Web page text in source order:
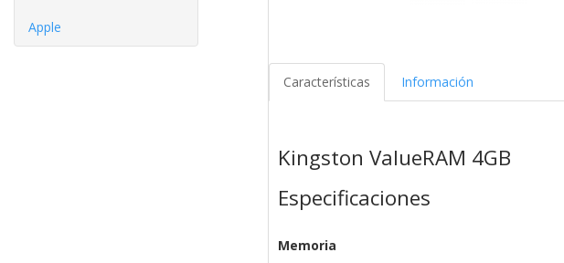
Apple
Características Información
Kingston ValueRAM 4GB
Especificaciones
Memoria